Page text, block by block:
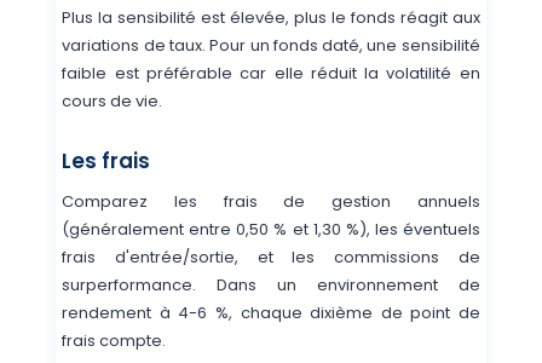
Plus la sensibilité est élevée, plus le fonds réagit aux
variations de taux. Pour un fonds daté, une sensibilité
faible est préférable car elle réduit la volatilité en
cours de vie.
Les frais
Comparez les frais de gestion annuels
(généralement entre 0,50 % et 1,30 %), les éventuels
frais d'entrée/sortie, et les commissions de
surperformance. Dans un environnement de
rendement à 4-6 %, chaque dixième de point de
frais compte.